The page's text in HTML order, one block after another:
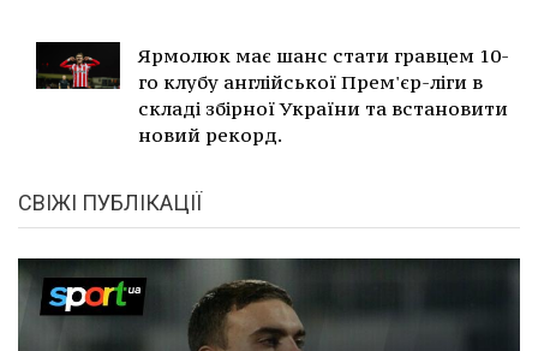
Ярмолюк має шанс стати гравцем 10-
го клубу англійської Прем'єр-ліги в
складі збірної України та встановити
новий рекорд.
СВІЖІ ПУБЛІКАЦІЇ